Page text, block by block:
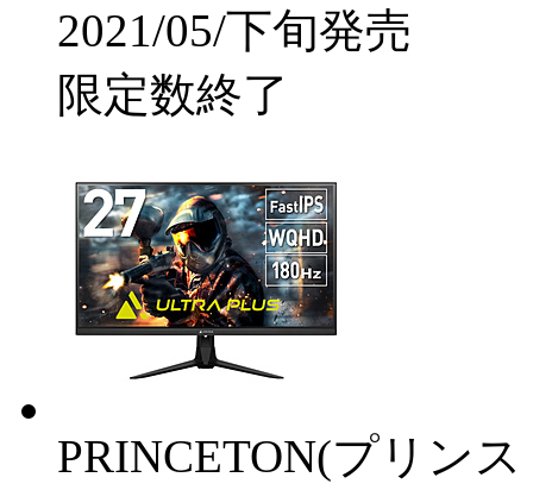
2021/05/下旬発売
限定数終了
PRINCETON(プリン